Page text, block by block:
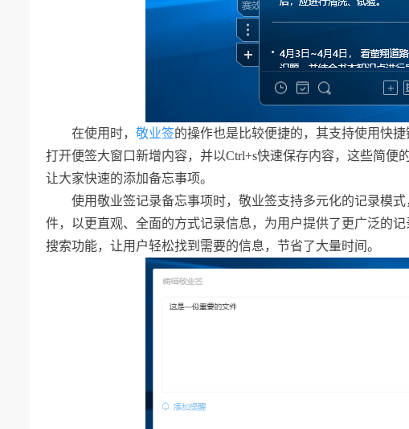
在使用时， 敬业签的操作也是比较便捷的，其支持使用快
打开便签大窗口新增内容，并以Ctrl+s快速保存内容，这些简便
让大家快速的添加备忘事项。
使用敬业签记录备忘事项时，敬业签支持多元化的记录模
件，以更直观、全面的方式记录信息，为用户提供了更广泛的
搜索功能，让用户轻松找到需要的信息，节省了大量时间。